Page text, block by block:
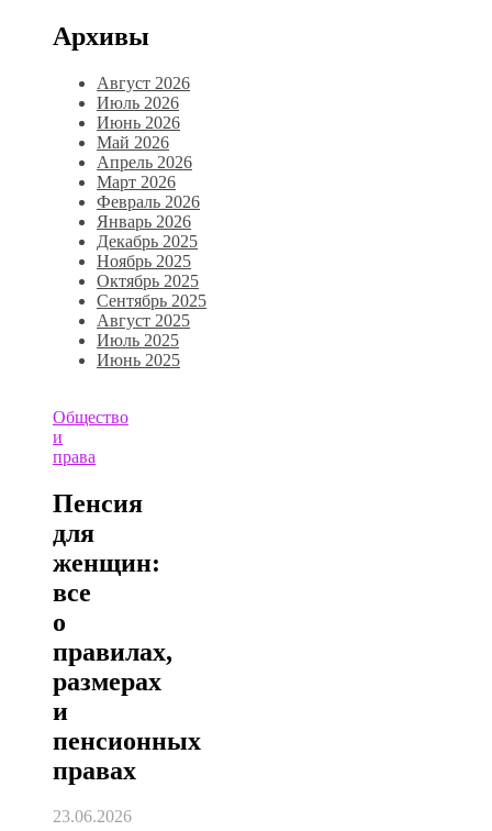
Архивы
Август 2026
Июль 2026
Июнь 2026
Май 2026
Апрель 2026
Март 2026
Февраль 2026
Январь 2026
Декабрь 2025
Ноябрь 2025
Октябрь 2025
Сентябрь 2025
Август 2025
Июль 2025
Июнь 2025
Общество
и
права
Пенсия
для
женщин:
все
о
правилах,
размерах
и
пенсионных
правах
23.06.2026